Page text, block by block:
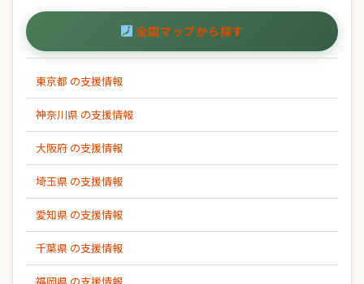
全国マップから探す
東京都 の支援情報
神奈川県 の支援情報
大阪府 の支援情報
埼玉県 の支援情報
愛知県 の支援情報
千葉県 の支援情報
福岡県 の支援情報